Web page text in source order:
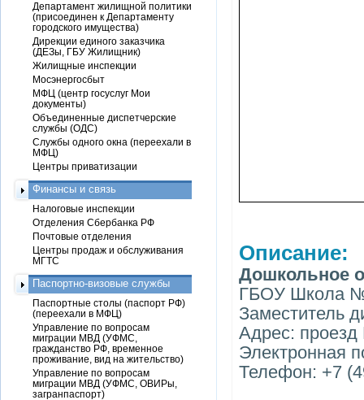
Описание:
Дошкольное
ГБОУ Школа
Заместитель
Адрес: проезд
Электронная
Телефон: +7
Департамент жилищной политики
(присоединен к Департаменту
городского имущества)
Дирекции единого заказчика
(ДЕЗы, ГБУ Жилищник)
Жилищные инспекции
Мосэнергосбыт
МФЦ (центр госуслуг Мои
документы)
Объединенные диспетчерские
службы (ОДС)
Службы одного окна (переехали в
МФЦ)
Центры приватизации
Финансы и связь
Налоговые инспекции
Отделения Сбербанка РФ
Почтовые отделения
Центры продаж и обслуживания
МГТС
Паспортно-визовые службы
Паспортные столы (паспорт РФ)
(переехали в МФЦ)
Управление по вопросам
миграции МВД (УФМС,
гражданство РФ, временное
проживание, вид на жительство)
Управление по вопросам
миграции МВД (УФМС, ОВИРы,
загранпаспорт)